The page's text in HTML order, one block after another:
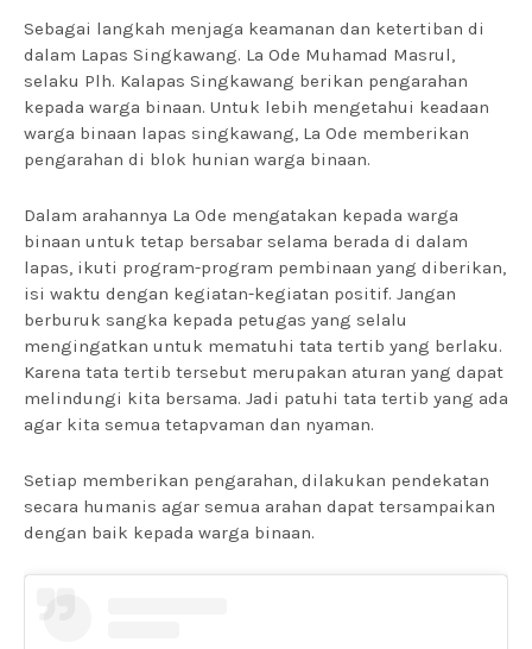
Sebagai langkah menjaga keamanan dan ketertiban di
dalam Lapas Singkawang. La Ode Muhamad Masrul,
selaku Plh. Kalapas Singkawang berikan pengarahan
kepada warga binaan. Untuk lebih mengetahui keadaan
warga binaan lapas singkawang, La Ode memberikan
pengarahan di blok hunian warga binaan.
Dalam arahannya La Ode mengatakan kepada warga
binaan untuk tetap bersabar selama berada di dalam
lapas, ikuti program-program pembinaan yang diberikan,
isi waktu dengan kegiatan-kegiatan positif. Jangan
berburuk sangka kepada petugas yang selalu
mengingatkan untuk mematuhi tata tertib yang berlaku.
Karena tata tertib tersebut merupakan aturan yang dapat
melindungi kita bersama. Jadi patuhi tata tertib yang ada
agar kita semua tetapvaman dan nyaman.
Setiap memberikan pengarahan, dilakukan pendekatan
secara humanis agar semua arahan dapat tersampaikan
dengan baik kepada warga binaan.